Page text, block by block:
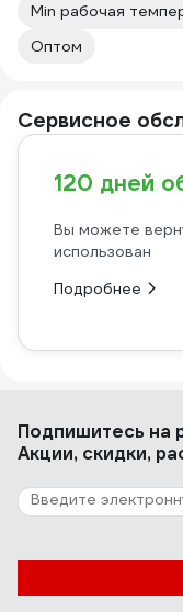
Min рабочая
Оптом
Сервисное
120 дней
Вы можете
использован
Подробнее
Подпишитесь на
Акции, скидки,